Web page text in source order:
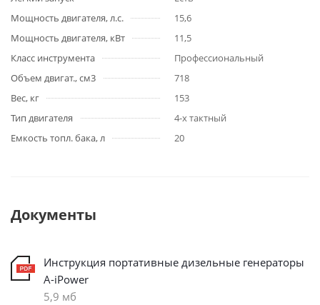
Мощность двигателя, л.с.
15,6
Мощность двигателя, кВт
11,5
Класс инструмента
Профессиональный
Объем двигат., см3
718
Вес, кг
153
Тип двигателя
4-х тактный
Емкость топл. бака, л
20
Документы
Инструкция портативные дизельные генераторы
A-iPower
5,9 мб